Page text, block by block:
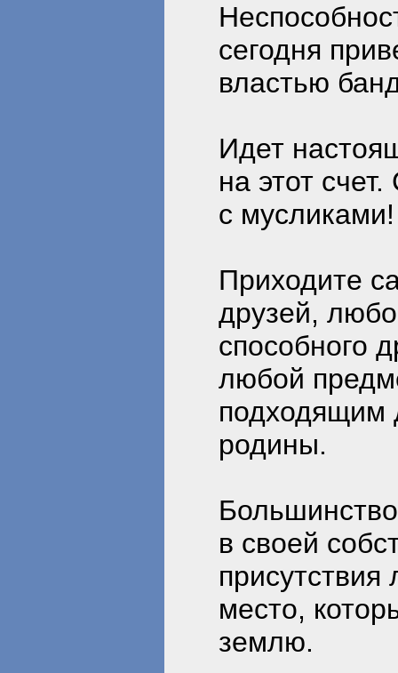
сегодня
властью
Идет
на этот
с мусликами!
Приходите
друзей,
способного
любой
подходящим
родины.
в своей
место,
землю.